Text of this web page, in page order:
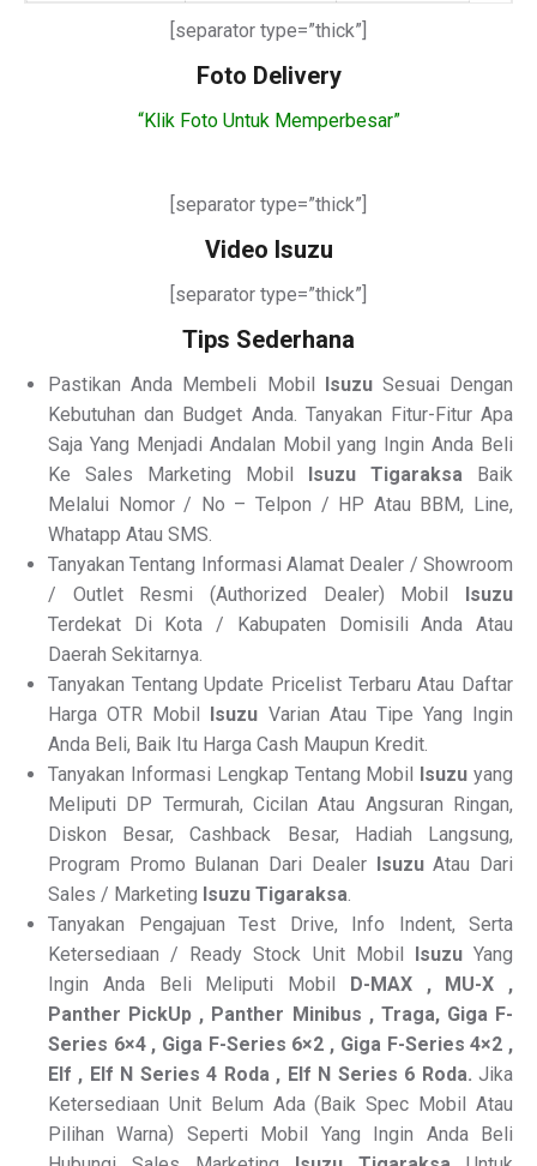
[separator type=”thick”]
Foto Delivery
“Klik Foto Untuk Memperbesar”
[separator type=”thick”]
Video Isuzu
[separator type=”thick”]
Tips Sederhana
Pastikan Anda Membeli Mobil IsuzuSesuai Dengan
Kebutuhan dan Budget Anda. Tanyakan Fitur-Fitur Apa
Saja Yang Menjadi Andalan Mobil yang Ingin Anda Beli
Ke Sales Marketing Mobil Isuzu Tigaraksa Baik
Melalui Nomor / No – Telpon / HP Atau BBM, Line,
Whatapp Atau SMS.
Tanyakan Tentang Informasi Alamat Dealer / Showroom
/ Outlet Resmi (Authorized Dealer) Mobil Isuzu
Terdekat Di Kota / Kabupaten Domisili Anda Atau
Daerah Sekitarnya.
Tanyakan Tentang Update Pricelist Terbaru Atau Daftar
Harga OTR Mobil Isuzu Varian Atau Tipe Yang Ingin
Anda Beli, Baik Itu Harga Cash Maupun Kredit.
Tanyakan Informasi Lengkap Tentang Mobil Isuzu yang
Meliputi DP Termurah, Cicilan Atau Angsuran Ringan,
Diskon Besar, Cashback Besar, Hadiah Langsung,
Program Promo Bulanan Dari Dealer IsuzuAtau Dari
Sales / Marketing Isuzu Tigaraksa.
Tanyakan Pengajuan Test Drive, Info Indent, Serta
Ketersediaan / Ready Stock Unit Mobil IsuzuYang
Ingin Anda Beli Meliputi Mobil D-MAX , MU-X ,
Panther PickUp , Panther Minibus , Traga, Giga F-
Series 6×4 , Giga F-Series 6×2 , Giga F-Series 4×2 ,
Elf , Elf N Series 4 Roda , Elf N Series 6 Roda. Jika
Ketersediaan Unit Belum Ada (Baik Spec Mobil Atau
Pilihan Warna) Seperti Mobil Yang Ingin Anda Beli